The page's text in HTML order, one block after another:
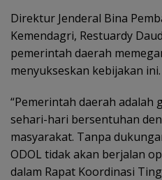
Direktur Jenderal Bina
Kemendagri, Restuardy
pemerintah daerah
menyukseskan kebijakan ini.
“Pemerintah daerah adalah
sehari-hari bersentuhan
masyarakat. Tanpa
ODOL tidak akan berjalan
dalam Rapat Koordinasi